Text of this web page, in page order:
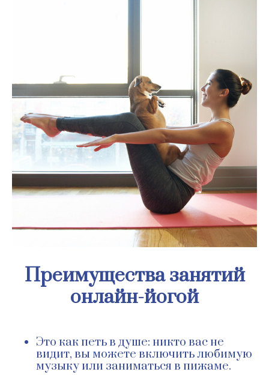
Преимущества занятий
онлайн-йогой
Это как петь в душе: никто вас не
видит, вы можете включить любимую
музыку или заниматься в пижаме.